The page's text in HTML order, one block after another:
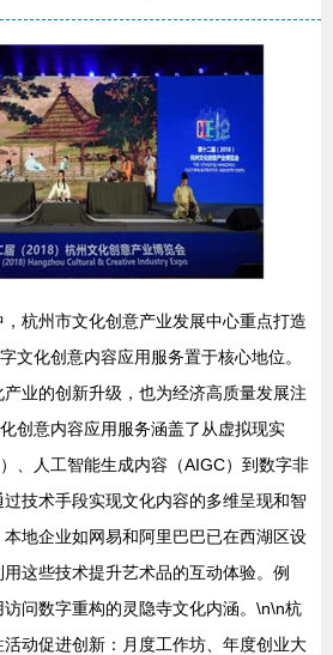
杭州市文化创意产业发展中心重点打造
文化创意内容应用服务置于核心地位。
业的创新升级，也为经济高质量发展注
创意内容应用服务涵盖了从虚拟现实
、人工智能生成内容（AIGC）到数字非
技术手段实现文化内容的多维呈现和智
地企业如网易和阿里巴巴已在西湖区设
这些技术提升艺术品的互动体验。例
问数字重构的灵隐寺文化内涵。\n\n杭
动促进创新：月度工作坊、年度创业大